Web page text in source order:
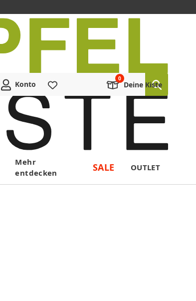
Konto Deine Kiste
Mehr
entdecken
SALE OUTLET